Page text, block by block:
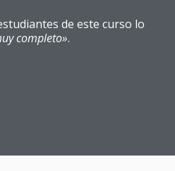
de este curso lo
completo».